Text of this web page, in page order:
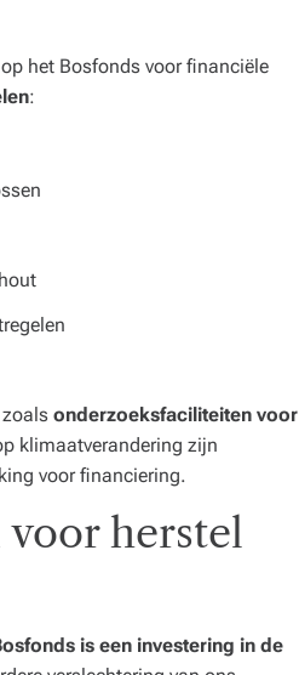
het Bosfonds voor financiële
:
onderzoeksfaciliteiten voor
klimaatverandering zijn
voor financiering.
herstel
is een investering in de